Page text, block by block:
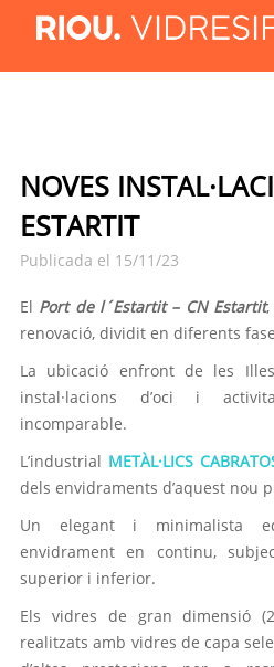
NOVES
ESTARTIT
Publicada el 15/11/23
El Port de l´Estartit– CNEstartit
renovació, dividit en diferents
La ubicació enfront de les
instal·lacions d’oci i
incomparable.
L’industrial METÀL·LICS
dels envidraments d’aquest nou
Un elegant i minimalista
envidrament en continu,
superior i inferior.
Els vidres de gran dimensió
realitzats amb vidres de capa